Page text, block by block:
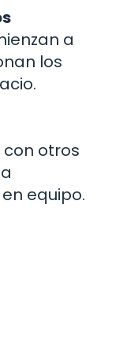
a
los
otros
equipo.